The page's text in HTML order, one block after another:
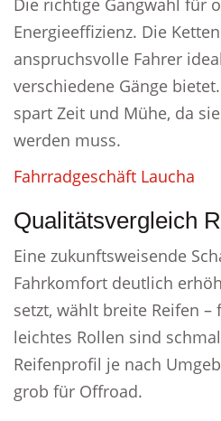
Die richtige Gangwahl für
Energieeffizienz. Die
anspruchsvolle Fahrer
verschiedene Gänge
spart Zeit und Mühe, da
werden muss.
Fahrradgeschäft Laucha
Qualitätsvergleich
Eine zukunftsweisende
Fahrkomfort deutlich
setzt, wählt breite Reifen
leichtes Rollen sind
Reifenprofil je nach
grob für Offroad.